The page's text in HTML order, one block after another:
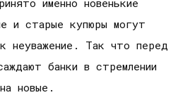
и старые купюры могут
неуважение. Так что перед
банки в стремлении
новые.